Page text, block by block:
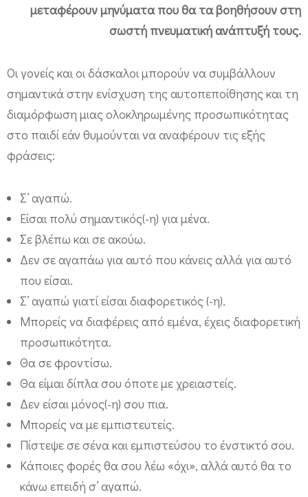
η
ν
α
υ
τ
π
ε
π
ο
τ
ω
ν
π
μεταφέρουν μηνύματα που θα τα βοηθήσουν στη
σωστή πνευματική ανάπτυξή τους.
Οι γονείς και οι δάσκαλοι μπορούν να συμβάλλουν
σημαντικά στην ενίσχυση της αυτοπεποίθησης και τη
διαμόρφωση μιας ολοκληρωμένης προσωπικότητας
στο παιδί εάν θυμούνται να αναφέρουν τις εξής
φράσεις:
Σ’ αγαπώ.
Είσαι πολύ σημαντικός(-η) για μένα.
Σε βλέπω και σε ακούω.
Δεν σε αγαπάω για αυτό που κάνεις αλλά για αυτό
που είσαι.
Σ’ αγαπώ γιατί είσαι διαφορετικός (-η).
Μπορείς να διαφέρεις από εμένα, έχεις διαφορετική
προσωπικότητα.
Θα σε φροντίσω.
Θα είμαι δίπλα σου όποτε με χρειαστείς.
Δεν είσαι μόνος(-η) σου πια.
Μπορείς να με εμπιστευτείς.
Πίστεψε σε σένα και εμπιστεύσου το ένστικτό σου.
Κάποιες φορές θα σου λέω «όχι», αλλά αυτό θα το
κάνω επειδή σ’ αγαπώ.